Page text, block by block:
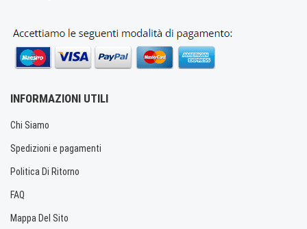
INFORMAZIONI UTILI
Chi Siamo
Spedizioni e pagamenti
Politica Di Ritorno
FAQ
Mappa Del Sito